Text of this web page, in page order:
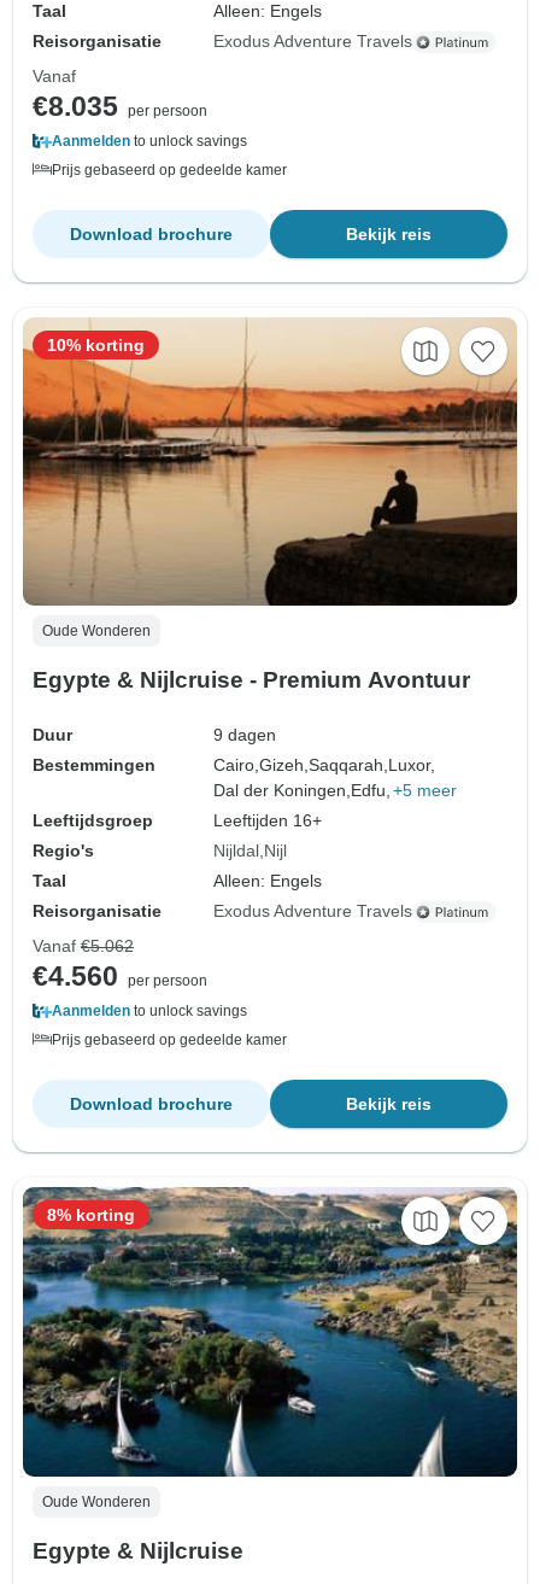
Taal
Alleen: Engels
Reisorganisatie
Exodus Adventure Travels
Vanaf
€8.035 per persoon
Aanmelden to unlock savings
Prijs gebaseerd op gedeelde kamer
Bekijk reis
Download brochure
Oude Wonderen
Egypte & Nijlcruise - Premium Avontuur
Duur
9 dagen
Bestemmingen
Cairo,Gizeh,Saqqarah,Luxor,
Dal der Koningen,Edfu, +5 meer
Leeftijdsgroep
Leeftijden 16+
Regio's
Nijldal Nijl
Taal
Alleen: Engels
Reisorganisatie
Exodus Adventure Travels
10% korting
Vanaf €5.062
€4.560
per persoon
Aanmelden to unlock savings
Prijs gebaseerd op gedeelde kamer
Bekijk reis
Download brochure
Oude Wonderen
Egypte & Nijlcruise
8% korting